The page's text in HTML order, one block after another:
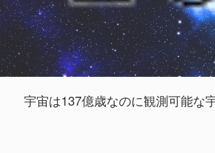
宇宙は137億歳なのに観測可能な